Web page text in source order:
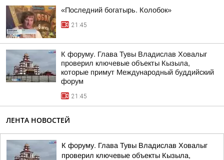
«Последний богатырь. Колобок»
21:45
К форуму. Глава Тувы Владислав Ховалыг
проверил ключевые объекты Кызыла,
которые примут Международный буддийский
форум
21:45
ЛЕНТА НОВОСТЕЙ
К форуму. Глава Тувы Владислав Ховалыг
проверил ключевые объекты Кызыла,